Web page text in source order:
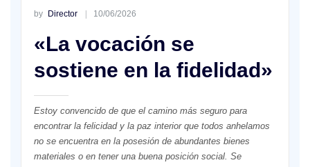
by Director 10/06/2026
«La vocación se
sostiene en la fidelidad»
Estoy convencido de que el camino más seguro para
encontrar la felicidad y la paz interior que todos anhelamos
no se encuentra en la posesión de abundantes bienes
materiales o en tener una buena posición social. Se